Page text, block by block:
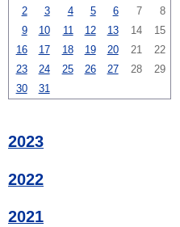
2
3 4 5 6 7
8
9
10 11 12 13 14
15
16
17 18 19 20 21
22
23
24 25 26 27 28
29
30
31
2023
2022
2021